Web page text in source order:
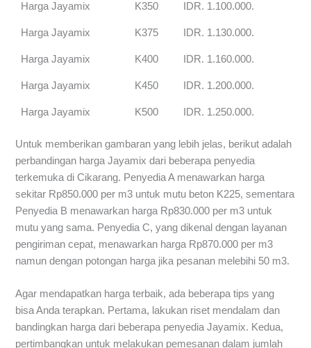
Harga Jayamix K350 IDR. 1.100.000.
Harga Jayamix K375 IDR. 1.130.000.
Harga Jayamix K400 IDR. 1.160.000.
Harga Jayamix K450 IDR. 1.200.000.
Harga Jayamix K500 IDR. 1.250.000.
Untuk memberikan gambaran yang lebih jelas, berikut adalah
perbandingan harga Jayamix dari beberapa penyedia
terkemuka di Cikarang. Penyedia A menawarkan harga
sekitar Rp850.000 per m3 untuk mutu beton K225, sementara
Penyedia B menawarkan harga Rp830.000 per m3 untuk
mutu yang sama. Penyedia C, yang dikenal dengan layanan
pengiriman cepat, menawarkan harga Rp870.000 per m3
namun dengan potongan harga jika pesanan melebihi 50 m3.
Agar mendapatkan harga terbaik, ada beberapa tips yang
bisa Anda terapkan. Pertama, lakukan riset mendalam dan
bandingkan harga dari beberapa penyedia Jayamix. Kedua,
pertimbangkan untuk melakukan pemesanan dalam jumlah